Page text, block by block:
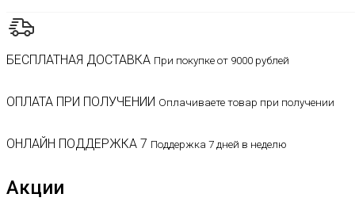
БЕСПЛАТНАЯ ДОСТАВКА При покупке от 9000 рублей
ОПЛАТА ПРИ ПОЛУЧЕНИИ Оплачиваете товар при получении
ОНЛАЙН ПОДДЕРЖКА 7 Поддержка 7 дней в неделю
Акции